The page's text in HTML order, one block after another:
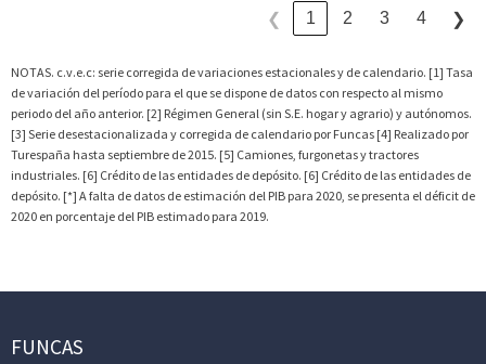
❮ 1 2 3 4 ❯
NOTAS. c.v.e.c: serie corregida de variaciones estacionales y de calendario. [1] Tasa
de variación del período para el que se dispone de datos con respecto al mismo
periodo del año anterior. [2] Régimen General (sin S.E. hogar y agrario) y autónomos.
[3] Serie desestacionalizada y corregida de calendario por Funcas [4] Realizado por
Turespaña hasta septiembre de 2015. [5] Camiones, furgonetas y tractores
industriales. [6] Crédito de las entidades de depósito. [6] Crédito de las entidades de
depósito. [*] A falta de datos de estimación del PIB para 2020, se presenta el déficit de
2020 en porcentaje del PIB estimado para 2019.
FUNCAS